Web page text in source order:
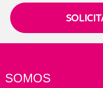
SOMOS